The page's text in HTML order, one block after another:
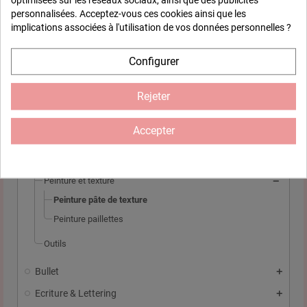
ACCUEIL
Carterie / scrap
Poudres
Peinture et texture
Peinture pâte de texture
Peinture paillettes
Outils
Bullet
Ecriture & Lettering
personnalisées. Acceptez-vous ces cookies ainsi que les
implications associées à l'utilisation de vos données personnelles ?
Configurer
Rejeter
Accepter